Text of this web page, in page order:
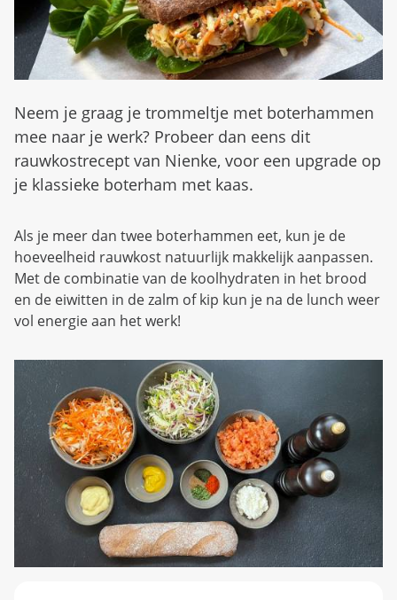
d
b
e
z
i
Neem je graag je trommeltje met boterhammen
mee naar je werk? Probeer dan eens dit
rauwkostrecept van Nienke, voor een upgrade op
je klassieke boterham met kaas.
Als je meer dan twee boterhammen eet, kun je de
hoeveelheid rauwkost natuurlijk makkelijk aanpassen.
Met de combinatie van de koolhydraten in het brood
en de eiwitten in de zalm of kip kun je na de lunch weer
vol energie aan het werk!